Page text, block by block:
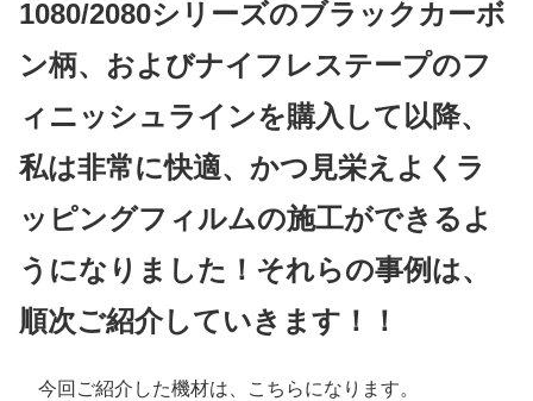
1080/2080シリーズのブラックカーボ
ン柄、およびナイフレステープのフ
ィニッシュラインを購入して以降、
私は非常に快適、かつ見栄えよくラ
ッピングフィルムの施工ができるよ
うになりました！それらの事例は、
順次ご紹介していきます！！
今回ご紹介した機材は、こちらになります。